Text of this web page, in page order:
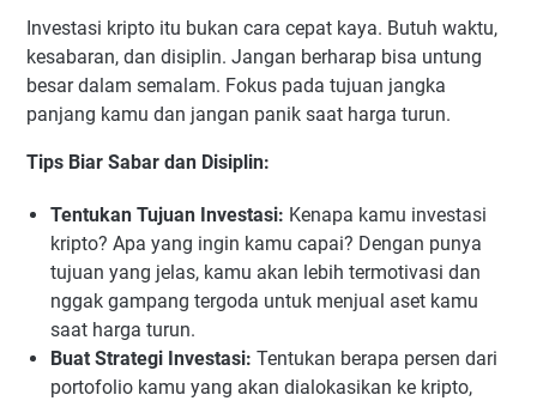
Investasi kripto itu bukan cara cepat kaya. Butuh waktu,
kesabaran, dan disiplin. Jangan berharap bisa untung
besar dalam semalam. Fokus pada tujuan jangka
panjang kamu dan jangan panik saat harga turun.
Tips Biar Sabar dan Disiplin:
Tentukan Tujuan Investasi: Kenapa kamu investasi
kripto? Apa yang ingin kamu capai? Dengan punya
tujuan yang jelas, kamu akan lebih termotivasi dan
nggak gampang tergoda untuk menjual aset kamu
saat harga turun.
Buat Strategi Investasi: Tentukan berapa persen dari
portofolio kamu yang akan dialokasikan ke kripto,